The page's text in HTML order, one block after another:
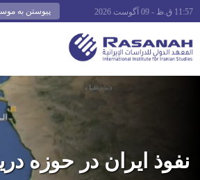
پیوستن به 11:57 ق.ظ - 09 آگوست 2026
نفوذ ایران در حوزه